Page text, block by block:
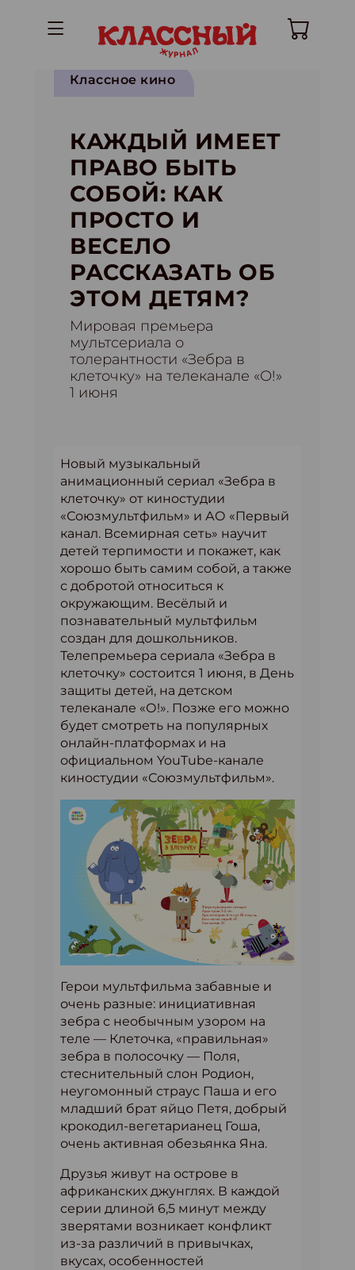
Классное кино
КАЖДЫЙ ИМЕЕТ
ПРАВО БЫТЬ
СОБОЙ: КАК
ПРОСТО И
ВЕСЕЛО
РАССКАЗАТЬ ОБ
ЭТОМ ДЕТЯМ?
Мировая премьера
мультсериала о
толерантности «Зебра в
клеточку» на телеканале «О!»
1 июня
Новый музыкальный
анимационный сериал «Зебра в
клеточку» от киностудии
«Союзмультфильм» и АО «Первый
канал. Всемирная сеть» научит
детей терпимости и покажет, как
хорошо быть самим собой, а также
с добротой относиться к
окружающим. Весёлый и
познавательный мультфильм
создан для дошкольников.
Телепремьера сериала «Зебра в
клеточку» состоится 1 июня, в День
защиты детей, на детском
телеканале «О!». Позже его можно
будет смотреть на популярных
онлайн-платформах и на
официальном YouTube-канале
киностудии «Союзмультфильм».
Герои мультфильма забавные и
очень разные: инициативная
зебра с необычным узором на
теле — Клеточка, «правильная»
зебра в полосочку — Поля,
стеснительный слон Родион,
неугомонный страус Паша и его
младший брат яйцо Петя, добрый
крокодил-вегетарианец Гоша,
очень активная обезьянка Яна.
Друзья живут на острове в
африканских джунглях. В каждой
серии длиной 6,5 минут между
зверятами возникает конфликт
из-за различий в привычках,
вкусах, особенностей